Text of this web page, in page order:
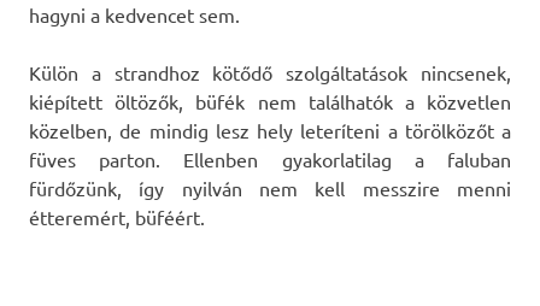
hagyni a kedvencet sem.
Külön a strandhoz kötődő szolgáltatások nincsenek,
kiépített öltözők, büfék nem találhatók a közvetlen
közelben, de mindig lesz hely leteríteni a törölközőt a
füves parton. Ellenben gyakorlatilag a faluban
fürdőzünk, így nyilván nem kell messzire menni
étteremért, büféért.